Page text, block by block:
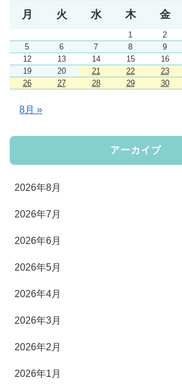
月 火 水 木 金
1 2
5
6 7 8 9
12
13 14 15 16
19
20 21 22 23
26
27 28 29 30
8月 »
アーカイブ
2026年8月
2026年7月
2026年6月
2026年5月
2026年4月
2026年3月
2026年2月
2026年1月